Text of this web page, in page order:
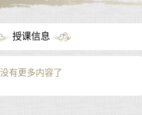
授课信息
没有更多内容了